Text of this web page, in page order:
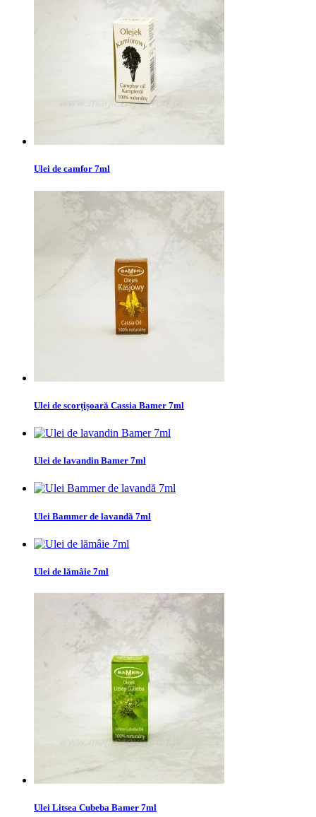
Ulei de camfor 7ml
Ulei de scorțișoară Cassia Bamer 7ml
Ulei de lavandin Bamer 7ml
Ulei Bammer de lavandă 7ml
Ulei de lămâie 7ml
Ulei Litsea Cubeba Bamer 7ml